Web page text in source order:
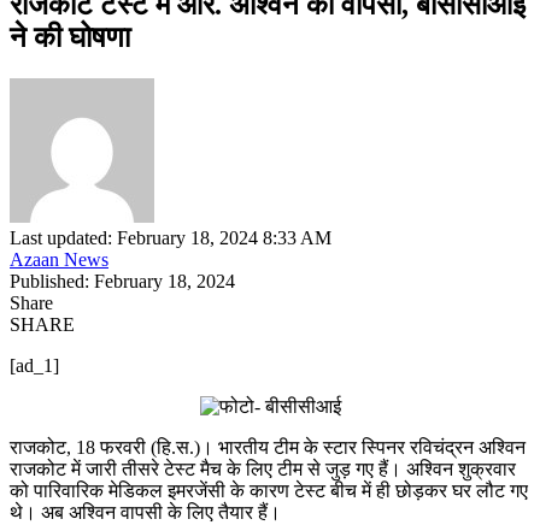
ने की घोषणा
Last updated: February 18, 2024 8:33 AM
Azaan News
Published: February 18, 2024
Share
SHARE
[ad_1]
राजकोट, 18 फरवरी (हि.स.)। भारतीय टीम के स्टार स्पिनर रविचंद्रन अश्विन
राजकोट में जारी तीसरे टेस्ट मैच के लिए टीम से जुड़ गए हैं। अश्विन शुक्रवार
को पारिवारिक मेडिकल इमरजेंसी के कारण टेस्ट बीच में ही छोड़कर घर लौट गए
थे। अब अश्विन वापसी के लिए तैयार हैं।